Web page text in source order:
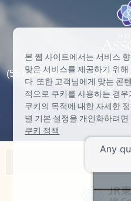
(56 Kurogane-cho, Aoi-ku,
(시즈오카
TEL:+81-54-
아소시아
Nagoya
본 웹 사이트에서는 서비스
맞은 서비스를 제공하기 위
다. 또한 고객님에게 맞는 콘
적으로 쿠키를 사용하는 경우
쿠키의 목적에 대한 자세한
별 기본 설정을 개인화하려면
쿠키 정책